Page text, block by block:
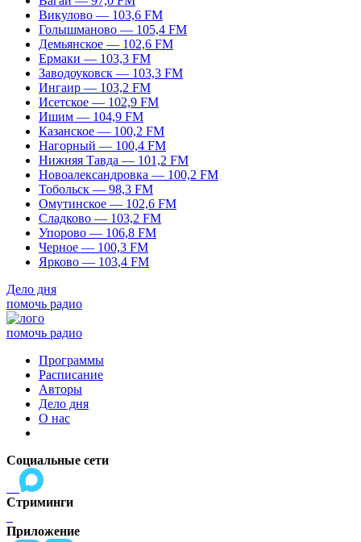
Викулово — 103,6 FM
Голышманово — 105,4 FM
Демьянское — 102,6 FM
Ермаки — 103,3 FM
Заводоуковск — 103,3 FM
Ингаир — 103,2 FM
Исетское — 102,9 FM
Ишим — 104,9 FM
Казанское — 100,2 FM
Нагорный — 100,4 FM
Нижняя Тавда — 101,2 FM
Новоалександровка — 100,2 FM
Тобольск — 98,3 FM
Омутинское — 102,6 FM
Сладково — 103,2 FM
Упорово — 106,8 FM
Черное — 100,3 FM
Ярково — 103,4 FM
Дело дня
помочь радио
помочь радио
Программы
Расписание
Авторы
Дело дня
О нас
Социальные сети
Стриминги
Приложение